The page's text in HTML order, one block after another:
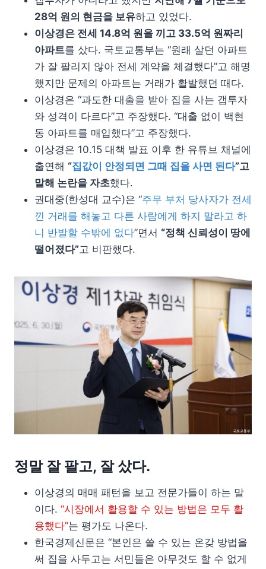
28억 원의 현금을 보유하고 있었다.
이상경은 전세 14.8억 원을 끼고 33.5억 원짜리
아파트를 샀다. 국토교통부는 “원래 살던 아파트
가 잘 팔리지 않아 전세 계약을 체결했다”고 해명
했지만 문제의 아파트는 거래가 활발했던 때다.
이상경은 “과도한 대출을 받아 집을 사는 갭투자
와 성격이 다르다”고 주장했다. “대출 없이 백현
동 아파트를 매입했다”고 주장했다.
이상경은 10.15 대책 발표 이후 한 유튜브 채널에
출연해 “집값이 안정되면 그때 집을 사면 된다”고
말해 논란을 자초했다.
권대중(한성대 교수)은 “주무 부처 당사자가 전세
낀 거래를 해놓고 다른 사람에게 하지 말라고 하
니 반발할 수밖에 없다”면서 “정책 신뢰성이 땅에
떨어졌다”고 비판했다.
정말 잘 팔고, 잘 샀다.
이상경의 매매 패턴을 보고 전문가들이 하는 말
이다. “시장에서 활용할 수 있는 방법은 모두 활
용했다”는 평가도 나온다.
한국경제신문은 “본인은 쓸 수 있는 온갖 방법을
써 집을 사두고는 서민들은 아무것도 할 수 없게